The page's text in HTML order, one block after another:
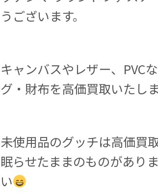
うございます。
キャンバスやレザー、PVC
グ・財布を高価買取いたし
未使用品のグッチは高価買
眠らせたままのものがあり
い